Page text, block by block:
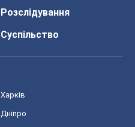
Розслідування
Суспільство
Харків
Дніпро